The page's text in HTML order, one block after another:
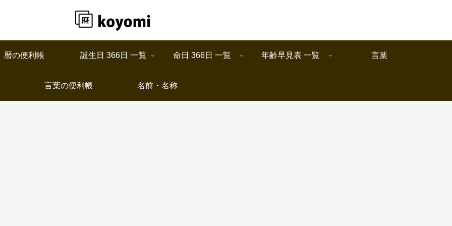
暦の便利帳 誕生日 366日 一覧 命日 366日 一覧 年齢早見表 一覧 言葉
言葉の便利帳 名前・名称